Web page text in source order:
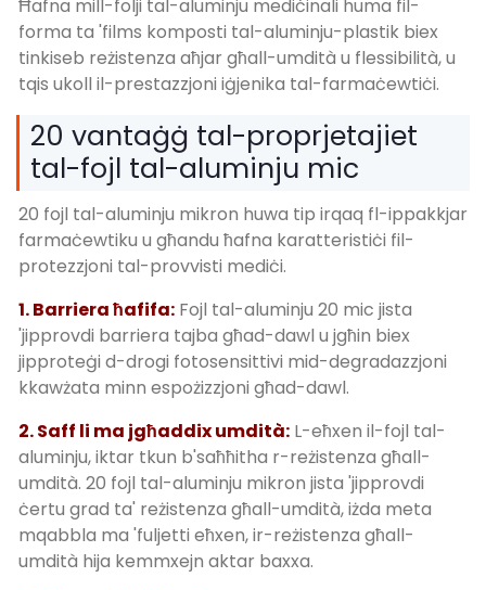
Ħafna mill-folji tal-aluminju mediċinali huma fil-
forma ta 'films komposti tal-aluminju-plastik biex
tinkiseb reżistenza aħjar għall-umdità u flessibilità, u
tqis ukoll il-prestazzjoni iġjenika tal-farmaċewtiċi.
20 vantaġġ tal-proprjetajiet
tal-fojl tal-aluminju mic
20 fojl tal-aluminju mikron huwa tip irqaq fl-ippakkjar
farmaċewtiku u għandu ħafna karatteristiċi fil-
protezzjoni tal-provvisti mediċi.
1. Barriera ħafifa: Fojl tal-aluminju 20 mic jista
'jipprovdi barriera tajba għad-dawl u jgħin biex
jipproteġi d-drogi fotosensittivi mid-degradazzjoni
kkawżata minn espożizzjoni għad-dawl.
2. Saff li ma jgħaddix umdità: L-eħxen il-fojl tal-
aluminju, iktar tkun b'saħħitha r-reżistenza għall-
umdità. 20 fojl tal-aluminju mikron jista 'jipprovdi
ċertu grad ta' reżistenza għall-umdità, iżda meta
mqabbla ma 'fuljetti eħxen, ir-reżistenza għall-
umdità hija kemmxejn aktar baxxa.